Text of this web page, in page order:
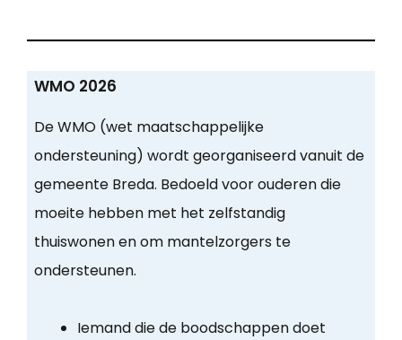
WMO 2026
De WMO (wet maatschappelijke
ondersteuning) wordt georganiseerd vanuit de
gemeente Breda. Bedoeld voor ouderen die
moeite hebben met het zelfstandig
thuiswonen en om mantelzorgers te
ondersteunen.
Iemand die de boodschappen doet